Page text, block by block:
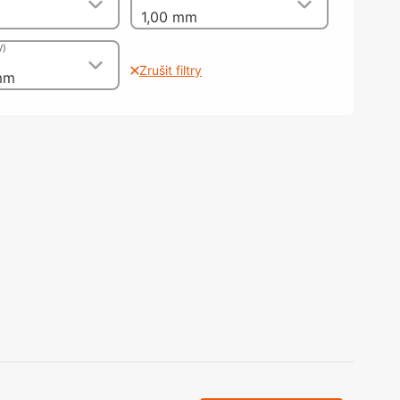
nohy, Nábytkové nohy a
nastavení
kluzáky a kolečka
1,00 mm
Zrušit filtry